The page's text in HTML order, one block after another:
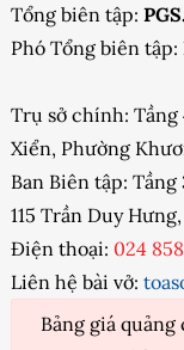
Tổng biên tập:
Phó Tổng biên tập:
Trụ sở chính: Tầng
Xiển, Phường
Ban Biên tập:
115 Trần Duy
Điện thoại: 024
Liên hệ bài vở:
Bảng giá quảng